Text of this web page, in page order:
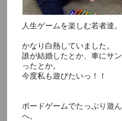
人生ゲームを楽しむ若者達。
かなり白熱していました。
誰が結婚したとか、車にサ
ったとか。
今度私も遊びたいっ！！
ボードゲームでたっぷり遊
へ。